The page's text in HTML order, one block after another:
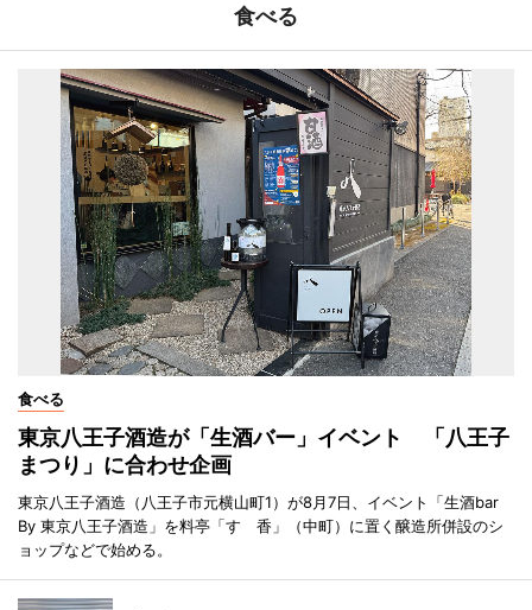
食べる
食べる
東京八王子酒造が「生酒バー」イベント 「八王子
まつり」に合わせ企画
東京八王子酒造（八王子市元横山町1）が8月7日、イベント「生酒bar
By 東京八王子酒造」を料亭「すゞ香」（中町）に置く醸造所併設のシ
ョップなどで始める。